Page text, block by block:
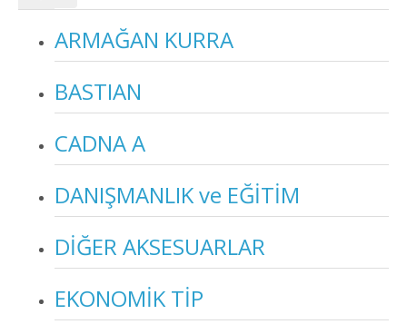
ARMAĞAN KURRA
BASTIAN
CADNA A
DANIŞMANLIK ve EĞİTİM
DİĞER AKSESUARLAR
EKONOMİK TİP